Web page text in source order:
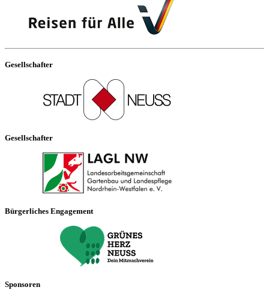
Gesellschafter
Gesellschafter
Bürgerliches Engagement
Sponsoren